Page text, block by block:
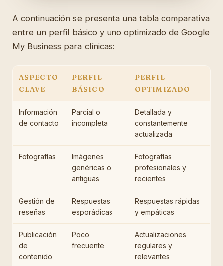
A continuación se presenta una tabla comparativa
entre un perfil básico y uno optimizado de Google
My Business para clínicas:
ASPECTO
CLAVE
PERFIL
BÁSICO
PERFIL
OPTIMIZADO
Información
de contacto
Parcial o
incompleta
Detallada y
constantemente
actualizada
Fotografías
Imágenes
genéricas o
antiguas
Fotografías
profesionales y
recientes
Gestión de
reseñas
Respuestas
esporádicas
Respuestas rápidas
y empáticas
Publicación
de
contenido
Poco
frecuente
Actualizaciones
regulares y
relevantes